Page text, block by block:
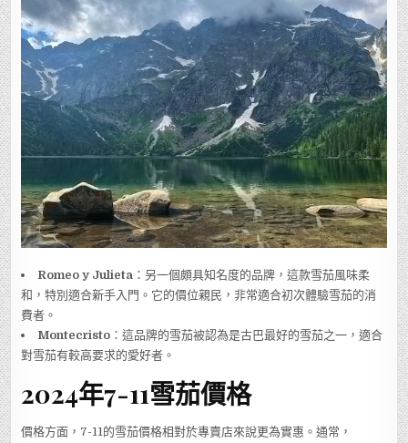
Romeo y Julieta ：另一個頗具知名度的品牌，這款雪茄風味柔
和，特別適合新手入門。它的價位親民，非常適合初次體驗雪茄的消
費者。
Montecristo ：這品牌的雪茄被認為是古巴最好的雪茄之一，適合
對雪茄有較高要求的愛好者。
2024年7-11雪茄價格
價格方面，7-11的雪茄價格相對於專賣店來說更為實惠。通常，